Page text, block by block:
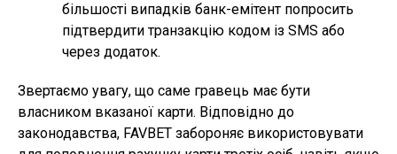
більшості випадків банк-емітент попросить
підтвердити транзакцію кодом із SMS або
через додаток.
Звертаємо увагу, що саме гравець має бути
власником вказаної карти. Відповідно до
законодавства, FAVBET забороняє використовувати